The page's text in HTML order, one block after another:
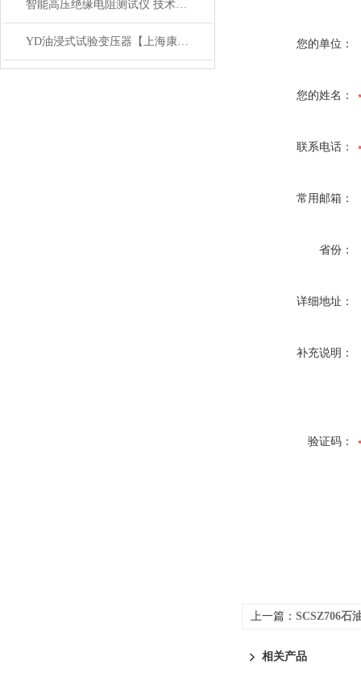
智能高压绝缘电阻测试仪 技术参数讲解
YD油浸式试验变压器【上海康登电气科技有限公司】 您的单位：
您的姓名：
联系电话：
常用邮箱：
省份：
详细地址：
补充说明：
验证码：
上一篇： SCSZ706石
相关产品